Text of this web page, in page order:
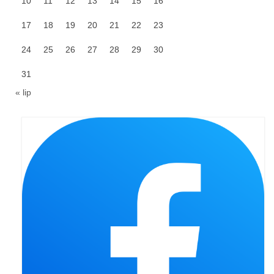
Galerie 2024
Niedziela Palmowa 24.03.2024
Galerie 2023
Zakończenie oktawy 2023
Niedziela Palmowa 2023
17 18 19 20 21 22 23
24 25 26 27 28 29 30
31
« lip